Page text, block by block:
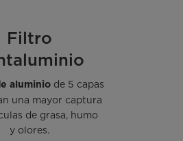
Filtro
aluminio de 5 capas
una mayor captura
de grasa, humo
y olores.